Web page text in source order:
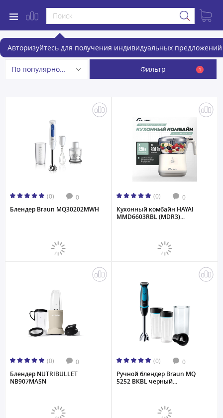
Авторизуйтесь для получения индивидуальных предложений
Блендеры
По популярности Фильтр 1
(0) 0
Блендер Braun MQ30202MWH
(0) 0
Кухонный комбайн HAYAI
MMD6603RBL (MDR3)...
(0) 0
Блендер NUTRIBULLET
NB907MASN
(0) 0
Ручной блендер Braun MQ
5252 BKBL черный...